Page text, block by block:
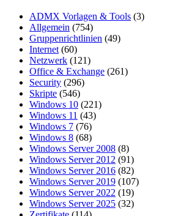
ADMX Vorlagen & Tools (3)
Allgemein (754)
Gruppenrichtlinien (49)
Internet (60)
Netzwerk (121)
Office & Exchange (261)
Security (296)
Skripte (546)
Windows 10 (221)
Windows 11 (43)
Windows 7 (76)
Windows 8 (68)
Windows Server 2008 (8)
Windows Server 2012 (91)
Windows Server 2016 (82)
Windows Server 2019 (107)
Windows Server 2022 (19)
Windows Server 2025 (32)